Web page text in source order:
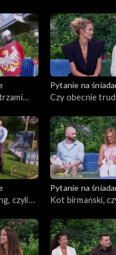
Niekoniecznie...
Pytanie na
Czy obecnie
czyli
Pytanie na
Kot birmański,
zwierząt